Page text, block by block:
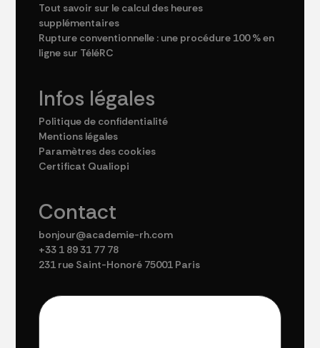
Tout savoir sur le calcul des heures
supplémentaires
Rupture conventionnelle : une procédure 100 % en
ligne sur TéléRC
Infos légales
Politique de confidentialité
Mentions légales
Paramètres des cookies
Certificat Qualiopi
Contact
bonjour@academie-rh.com
+33 1 89 31 77 78
231 rue Saint-Honoré 75001 Paris